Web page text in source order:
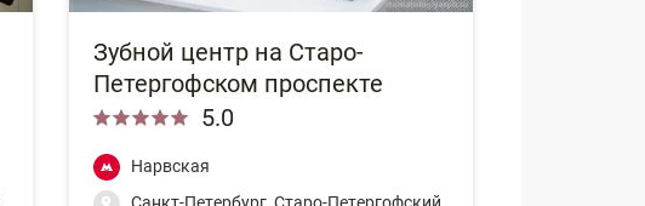
Зубной центр на Старо-
Петергофском проспекте
5.0
Нарвская